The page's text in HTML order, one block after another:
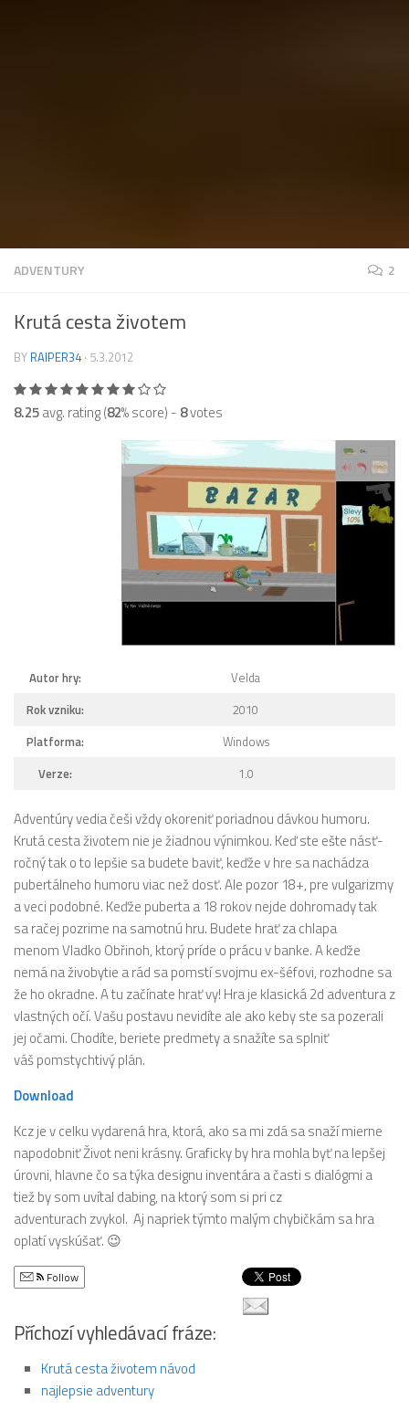
ADVENTURY 2
Krutá cesta životem
BY RAIPER34 · 5.3.2012
8.25avg. rating (82% score) - 8votes
Autor hry:
Velda
Rok vzniku:
2010
Platforma:
Windows
Verze:
1.0
Adventúry vedia češi vždy okoreniť poriadnou dávkou humoru.
Krutá cesta životem nie je žiadnou výnimkou. Keď ste ešte násť-
ročný tak o to lepšie sa budete baviť, keďže v hre sa nachádza
pubertálneho humoru viac než dosť. Ale pozor 18+, pre vulgarizmy
a veci podobné. Keďže puberta a 18 rokov nejde dohromady tak
sa račej pozrime na samotnú hru. Budete hrať za chlapa
menom Vladko Obřinoh, ktorý príde o prácu v banke. A keďže
nemá na živobytie a rád sa pomstí svojmu ex-šéfovi, rozhodne sa
že ho okradne. A tu začínate hrať vy! Hra je klasická 2d adventura z
vlastných očí. Vašu postavu nevidíte ale ako keby ste sa pozerali
jej očami. Chodíte, beriete predmety a snažíte sa splniť
váš pomstychtivý plán.
Download
Kcz je v celku vydarená hra, ktorá, ako sa mi zdá sa snaží mierne
napodobniť Život neni krásny. Graficky by hra mohla byť na lepšej
úrovni, hlavne čo sa týka designu inventára a časti s dialógmi a
tiež by som uvítal dabing, na ktorý som si pri cz
adventurach zvykol. Aj napriek týmto malým chybičkám sa hra
oplatí vyskúšať. 😉
Follow
Příchozí vyhledávací fráze:
Krutá cesta životem návod
najlepsie adventury